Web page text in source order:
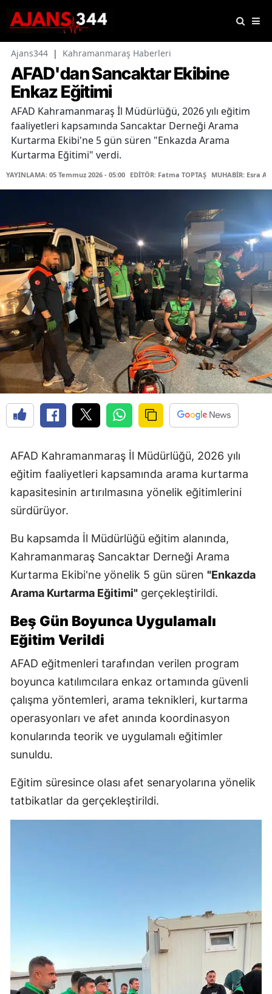
Ajans344 | Kahramanmaraş Haberleri
AFAD'dan Sancaktar Ekibine
Enkaz Eğitimi
AFAD Kahramanmaraş İl Müdürlüğü, 2026 yılı eğitim
faaliyetleri kapsamında Sancaktar Derneği Arama
Kurtarma Ekibi'ne 5 gün süren "Enkazda Arama
Kurtarma Eğitimi" verdi.
YAYINLAMA: 05 Temmuz 2026 - 05:00 EDİTÖR: Fatma TOPTAŞ MUHABİR: Esra
AFAD Kahramanmaraş İl Müdürlüğü, 2026 yılı
eğitim faaliyetleri kapsamında arama kurtarma
kapasitesinin artırılmasına yönelik eğitimlerini
sürdürüyor.
Bu kapsamda İl Müdürlüğü eğitim alanında,
Kahramanmaraş Sancaktar Derneği Arama
Kurtarma Ekibi'ne yönelik 5 gün süren "Enkazda
Arama Kurtarma Eğitimi" gerçekleştirildi.
Beş Gün Boyunca Uygulamalı
Eğitim Verildi
AFAD eğitmenleri tarafından verilen program
boyunca katılımcılara enkaz ortamında güvenli
çalışma yöntemleri, arama teknikleri, kurtarma
operasyonları ve afet anında koordinasyon
konularında teorik ve uygulamalı eğitimler
sunuldu.
Eğitim süresince olası afet senaryolarına yönelik
tatbikatlar da gerçekleştirildi.